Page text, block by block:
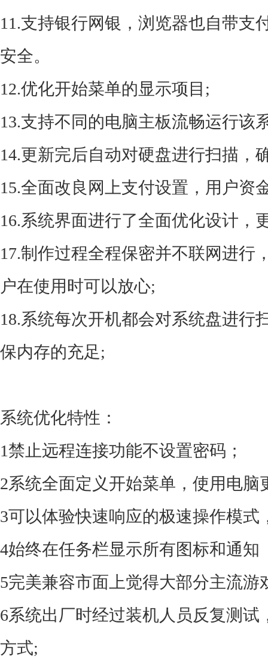
11.支持银行网银，浏览器也自带支
安全。
12.优化开始菜单的显示项目;
13.支持不同的电脑主板流畅运行该
14.更新完后自动对硬盘进行扫描，
15.全面改良网上支付设置，用户资
16.系统界面进行了全面优化设计，
17.制作过程全程保密并不联网进行
户在使用时可以放心;
18.系统每次开机都会对系统盘进行
保内存的充足;
系统优化特性：
1禁止远程连接功能不设置密码；
2系统全面定义开始菜单，使用电脑
3可以体验快速响应的极速操作模式
4始终在任务栏显示所有图标和通知
5完美兼容市面上觉得大部分主流游
6系统出厂时经过装机人员反复测
方式;